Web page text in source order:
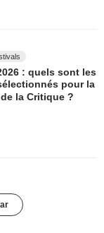
: quels sont les
pour la
la Critique ?